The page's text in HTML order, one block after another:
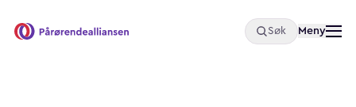
Pårørendealliansen Søk Åpne
Meny